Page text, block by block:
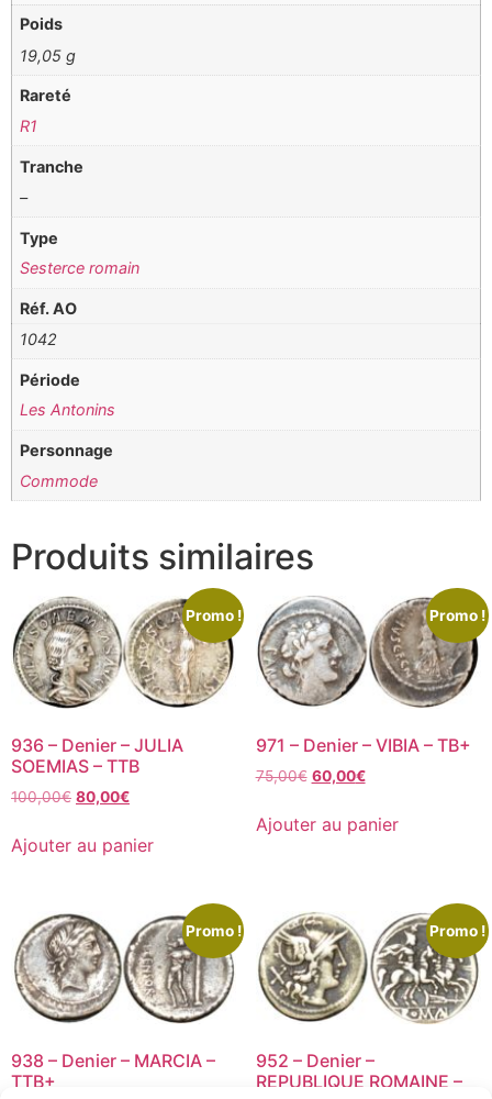
Poids
19,05 g
Rareté
R1
Tranche
–
Type
Sesterce romain
Réf. AO
1042
Période
Les Antonins
Personnage
Commode
Produits similaires
Promo !
936 – Denier – JULIA
SOEMIAS – TTB
100,00€ 80,00€
Ajouter au panier
Promo !
971 – Denier – VIBIA – TB+
75,00€ 60,00€
Ajouter au panier
Promo !
938 – Denier – MARCIA –
TTB+
Promo !
952 – Denier –
REPUBLIQUE ROMAINE –